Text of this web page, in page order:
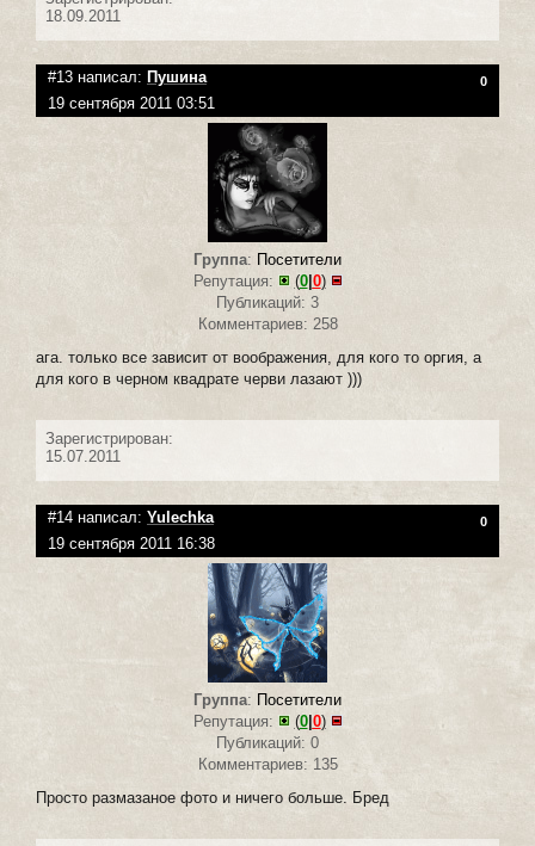
18.09.2011
#13 написал: Пушина 0
19 сентября 2011 03:51
Группа: Посетители
Репутация:
(0| 0)
Публикаций: 3
Комментариев: 258
ага. только все зависит от воображения, для кого то оргия, а
для кого в черном квадрате черви лазают )))
Зарегистрирован:
15.07.2011
#14 написал: Yulechka 0
19 сентября 2011 16:38
Группа: Посетители
Репутация:
(0| 0)
Публикаций: 0
Комментариев: 135
Просто размазаное фото и ничего больше. Бред